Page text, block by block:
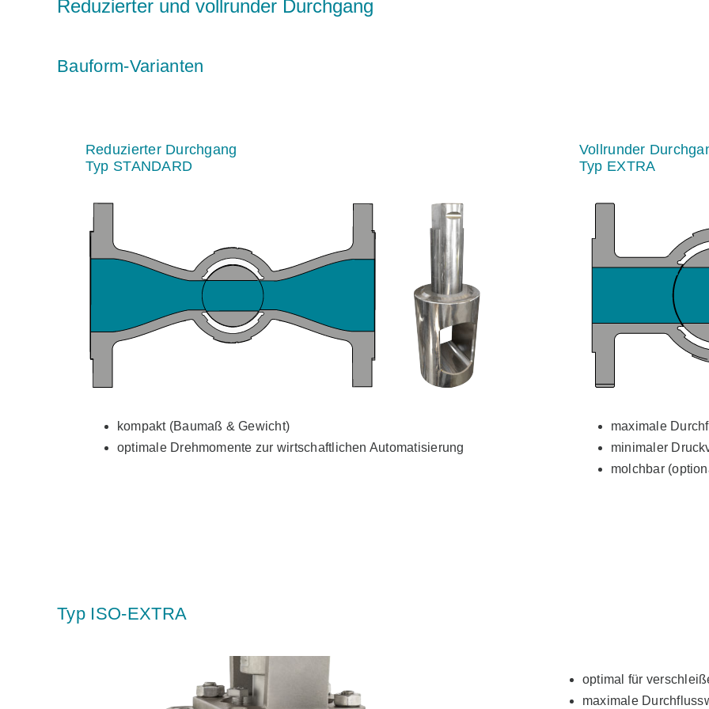
Reduzierter und vollrunder Durchgang
Bauform-Varianten
Reduzierter Durchgang
Typ STANDARD
kompakt (Baumaß & Gewicht)
optimale Drehmomente zur wirtschaftlichen Automatisierung
Vollrunder
Typ EXTRA
maximale
minimaler
molchbar
Typ ISO-EXTRA
optimal für
maximale